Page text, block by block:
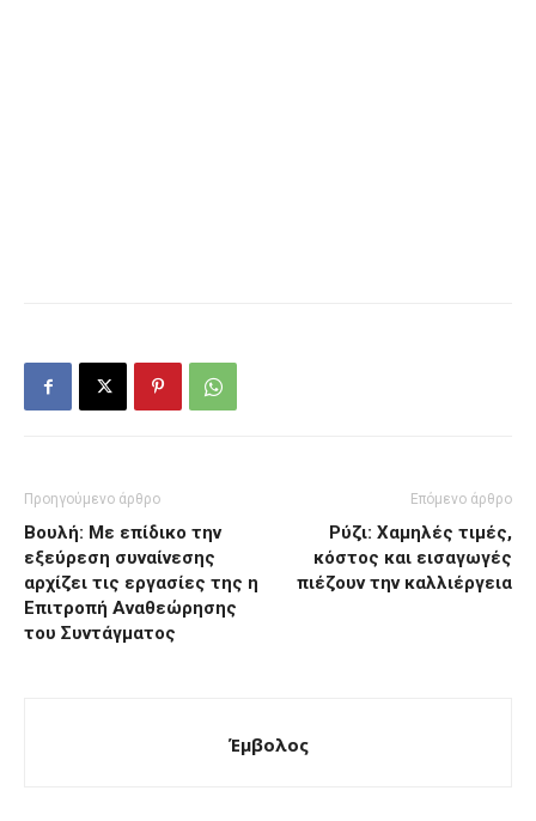
Προηγούμενο άρθρο
Βουλή: Με επίδικο την
εξεύρεση συναίνεσης
αρχίζει τις εργασίες της η
Επιτροπή Αναθεώρησης
του Συντάγματος
Επόμενο άρθρο
Ρύζι: Χαμηλές τιμές,
κόστος και εισαγωγές
πιέζουν την καλλιέργεια
Έμβολος